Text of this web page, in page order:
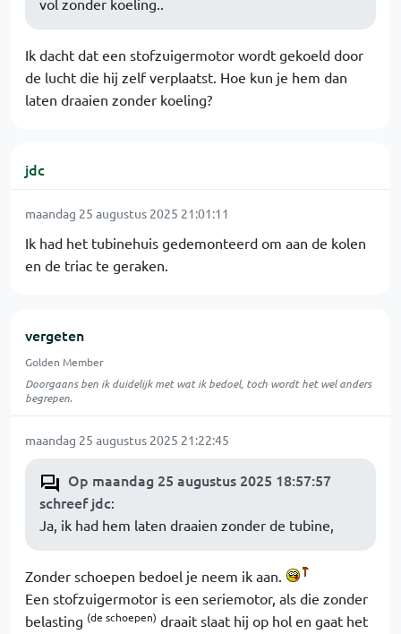
vol zonder koeling..
Ik dacht dat een stofzuigermotor wordt gekoeld door
de lucht die hij zelf verplaatst. Hoe kun je hem dan
laten draaien zonder koeling?
jdc
maandag 25 augustus 2025 21:01:11
Ik had het tubinehuis gedemonteerd om aan de kolen
en de triac te geraken.
vergeten
Golden Member
Doorgaans ben ik duidelijk met wat ik bedoel, toch wordt het wel anders
begrepen.
maandag 25 augustus 2025 21:22:45
Op maandag 25 augustus 2025 18:57:57
schreef jdc:
Ja, ik had hem laten draaien zonder de tubine,
Zonder schoepen bedoel je neem ik aan.
Een stofzuigermotor is een seriemotor, als die zonder
belasting (de schoepen) draait slaat hij op hol en gaat het